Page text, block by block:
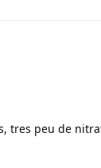
tres peu de